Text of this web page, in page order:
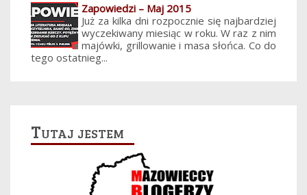
Zapowiedzi – Maj 2015
Już za kilka dni rozpocznie się najbardziej
wyczekiwany miesiąc w roku. W raz z nim
majówki, grillowanie i masa słońca. Co do
tego ostatnieg...
Tutaj jestem